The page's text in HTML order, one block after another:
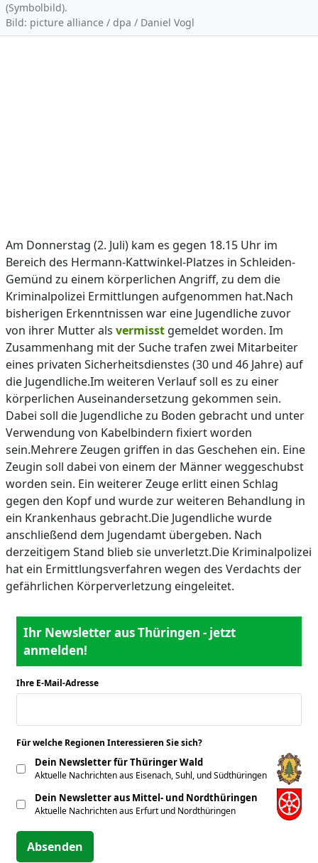
(Symbolbild).
Bild: picture alliance / dpa / Daniel Vogl
Am Donnerstag (2. Juli) kam es gegen 18.15 Uhr im
Bereich des Hermann-Kattwinkel-Platzes in Schleiden-
Gemünd zu einem körperlichen Angriff, zu dem die
Kriminalpolizei Ermittlungen aufgenommen hat.Nach
bisherigen Erkenntnissen war eine Jugendliche zuvor
von ihrer Mutter als vermisst gemeldet worden. Im
Zusammenhang mit der Suche trafen zwei Mitarbeiter
eines privaten Sicherheitsdienstes (30 und 46 Jahre) auf
die Jugendliche.Im weiteren Verlauf soll es zu einer
körperlichen Auseinandersetzung gekommen sein.
Dabei soll die Jugendliche zu Boden gebracht und unter
Verwendung von Kabelbindern fixiert worden
sein.Mehrere Zeugen griffen in das Geschehen ein. Eine
Zeugin soll dabei von einem der Männer weggeschubst
worden sein. Ein weiterer Zeuge erlitt einen Schlag
gegen den Kopf und wurde zur weiteren Behandlung in
ein Krankenhaus gebracht.Die Jugendliche wurde
anschließend dem Jugendamt übergeben. Nach
derzeitigem Stand blieb sie unverletzt.Die Kriminalpolizei
hat ein Ermittlungsverfahren wegen des Verdachts der
gefährlichen Körperverletzung eingeleitet.
Ihr Newsletter aus Thüringen - jetzt
anmelden!
Ihre E-Mail-Adresse
Für welche Regionen Interessieren Sie sich?
Dein Newsletter für Thüringer Wald
Aktuelle Nachrichten aus Eisenach, Suhl, und Südthüringen
Dein Newsletter aus Mittel- und Nordthüringen
Aktuelle Nachrichten aus Erfurt und Nordthüringen
Absenden